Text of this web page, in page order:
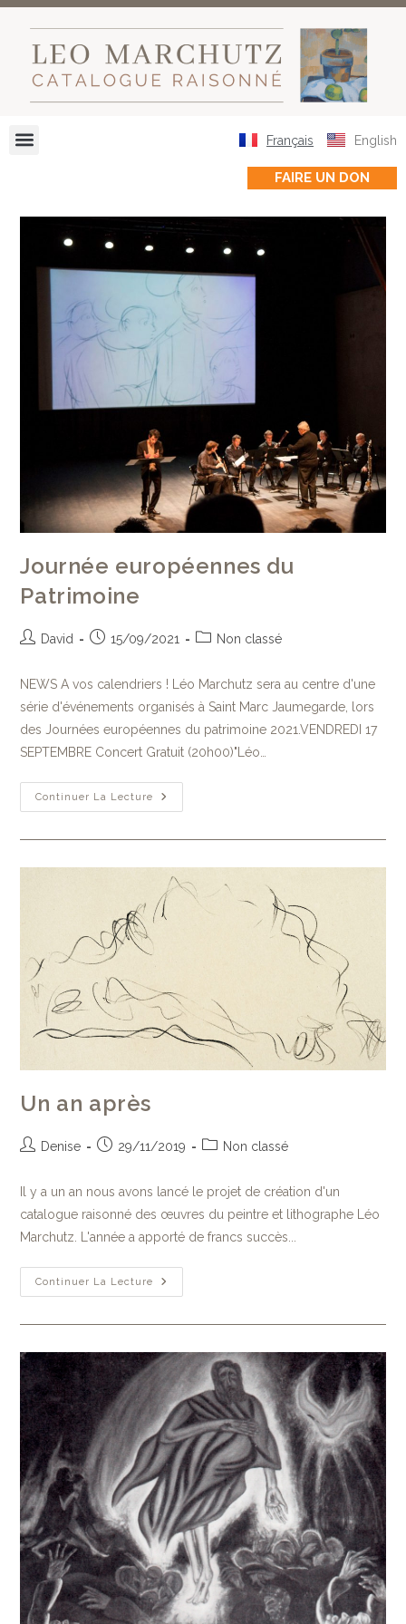
Français English
FAIRE UN DON
Journée européennes du
Patrimoine
David 15/09/2021 Non classé
NEWS A vos calendriers ! Léo Marchutz sera au centre d'une
série d'événements organisés à Saint Marc Jaumegarde, lors
des Journées européennes du patrimoine 2021.VENDREDI 17
SEPTEMBRE Concert Gratuit (20h00)"Léo…
Continuer La Lecture
Un an après
Denise 29/11/2019 Non classé
Il y a un an nous avons lancé le projet de création d'un
catalogue raisonné des œuvres du peintre et lithographe Léo
Marchutz. L'année a apporté de francs succès...
Continuer La Lecture